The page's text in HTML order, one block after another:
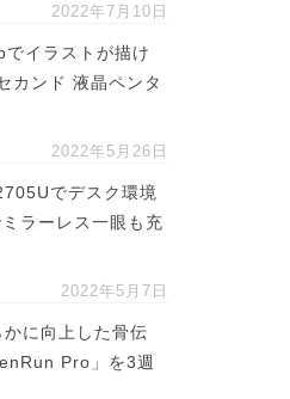
2022年7月10日
でイラストが描け
カンド 液晶ペンタ
2022年5月26日
でデスク環境
ラーレス一眼も充
2022年5月7日
に向上した骨伝
Pro」を3週